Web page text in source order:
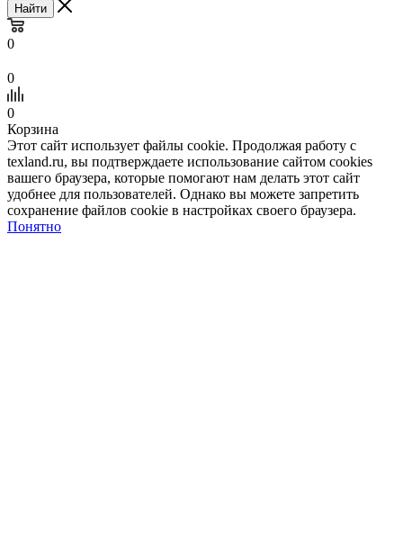
Найти
0
0
0
Корзина
Этот сайт использует файлы cookie. Продолжая работу с
texland.ru, вы подтверждаете использование сайтом cookies
вашего браузера, которые помогают нам делать этот сайт
удобнее для пользователей. Однако вы можете запретить
сохранение файлов cookie в настройках своего браузера.
Понятно